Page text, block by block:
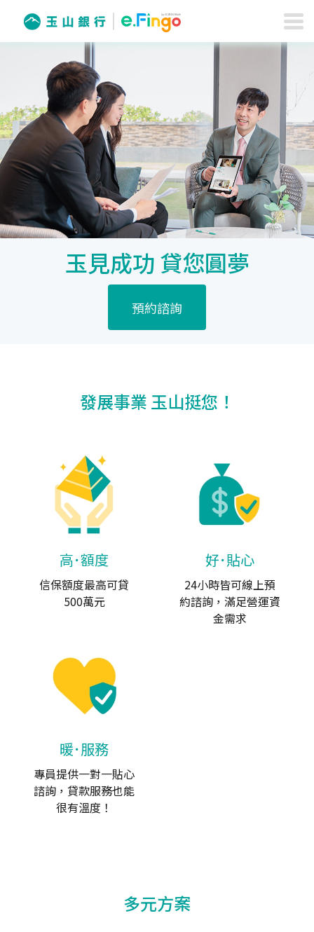
玉見成功 貸您圓夢
預約諮詢
發展事業 玉山挺您！
高･額度
信保額度最高可貸
500萬元
好･貼心
24小時皆可線上預
約諮詢，滿足營運資
金需求
暖･服務
專員提供一對一貼心
諮詢，貸款服務也能
很有溫度！
多元方案